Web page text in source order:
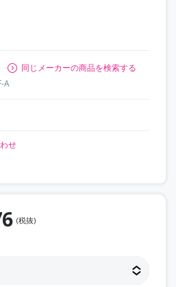
同じメーカーの商品を検索する
A
せ
(税抜)